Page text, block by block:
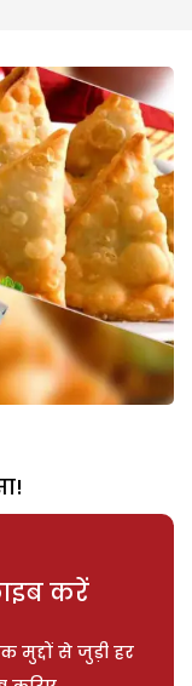
करें
मुद्दों से जुड़ी हर